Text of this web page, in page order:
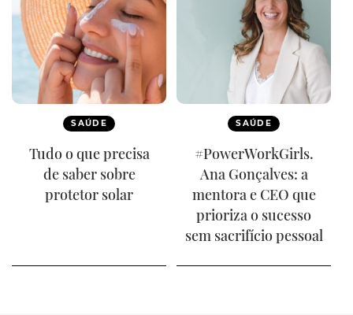
SAÚDE
Tudo o que precisa
de saber sobre
protetor solar
SAÚDE
#PowerWorkGirls.
Ana Gonçalves: a
mentora e CEO que
prioriza o sucesso
sem sacrifício pessoal